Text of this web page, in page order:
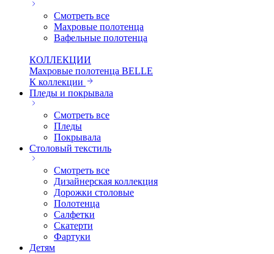
Смотреть все
Махровые полотенца
Вафельные полотенца
КОЛЛЕКЦИИ
Махровые полотенца BELLE
К коллекции
Пледы и покрывала
Смотреть все
Пледы
Покрывала
Столовый текстиль
Смотреть все
Дизайнерская коллекция
Дорожки столовые
Полотенца
Салфетки
Скатерти
Фартуки
Детям